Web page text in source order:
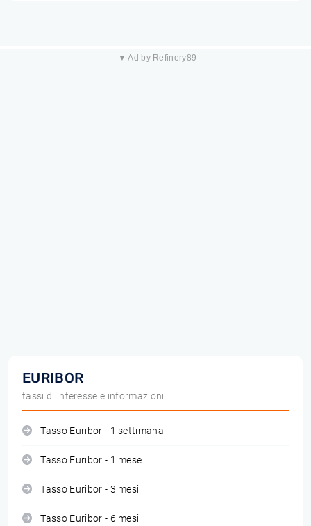
▼ Ad by Refinery89
EURIBOR
tassi di interesse e informazioni
Tasso Euribor - 1 settimana
Tasso Euribor - 1 mese
Tasso Euribor - 3 mesi
Tasso Euribor - 6 mesi